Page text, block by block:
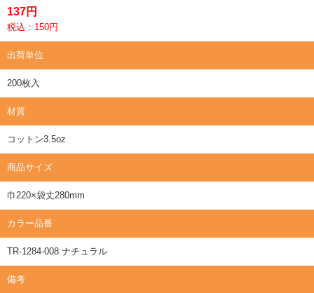
137円
税込：150円
出荷単位
200枚入
材質
コットン3.5oz
商品サイズ
巾220×袋丈280mm
カラー品番
TR-1284-008 ナチュラル
備考